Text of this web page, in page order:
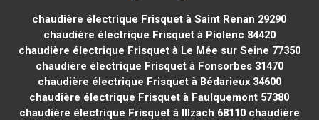
chaudière électrique Frisquet à Saint Renan 29290
chaudière électrique Frisquet à Piolenc 84420
chaudière électrique Frisquet à Le Mée sur Seine 77350
chaudière électrique Frisquet à Fonsorbes 31470
chaudière électrique Frisquet à Bédarieux 34600
chaudière électrique Frisquet à Faulquemont 57380
chaudière électrique Frisquet à Illzach 68110chaudière